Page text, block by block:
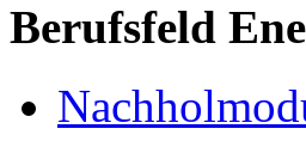
Berufsfeld